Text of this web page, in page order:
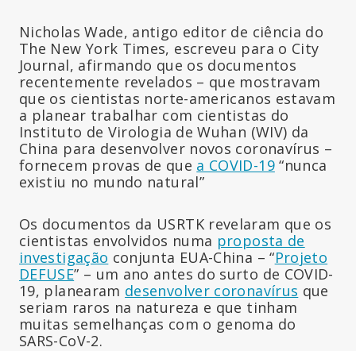
Nicholas Wade, antigo editor de ciência do
The New York Times, escreveu para o City
Journal, afirmando que os documentos
recentemente revelados – que mostravam
que os cientistas norte-americanos estavam
a planear trabalhar com cientistas do
Instituto de Virologia de Wuhan (WIV) da
China para desenvolver novos coronavírus –
fornecem provas de que a COVID-19“nunca
existiu no mundo natural”
Os documentos da USRTK revelaram que os
cientistas envolvidos numa proposta de
investigação conjunta EUA-China – “Projeto
DEFUSE” – um ano antes do surto de COVID-
19, planearam desenvolver coronavírus que
seriam raros na natureza e que tinham
muitas semelhanças com o genoma do
SARS-CoV-2.